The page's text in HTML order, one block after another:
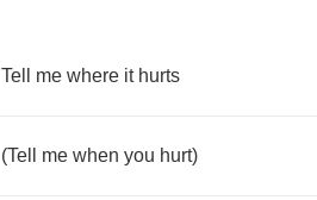
Tell me where it hurts
(Tell me when you hurt)